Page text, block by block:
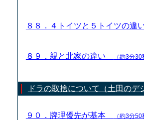
８８．４トイツと５トイツの違
８９．親と北家の違い （約3分30
ドラの取捨について（土田のデ
９０．牌理優先が基本 （約3分50